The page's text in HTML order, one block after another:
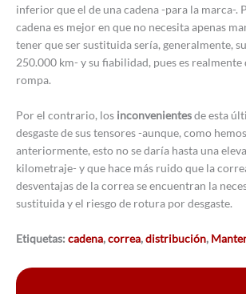
inferior que el de una cadena -para la marca-.
cadena es mejor en que no necesita apenas
tener que ser sustituida sería, generalmente,
250.000 km- y su fiabilidad, pues es
rompa.
Por el contrario, los inconvenientesde esta
desgaste de sus tensores -aunque, como
anteriormente, esto no se daría hasta una
kilometraje- y que hace más ruido que la
desventajas de la correa se encuentran la
sustituida y el riesgo de rotura por desgaste.
Etiquetas: cadena,correa,distribución,